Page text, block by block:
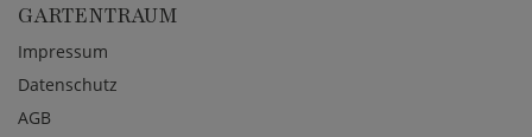
GARTENTRAUM
Impressum
Datenschutz
AGB